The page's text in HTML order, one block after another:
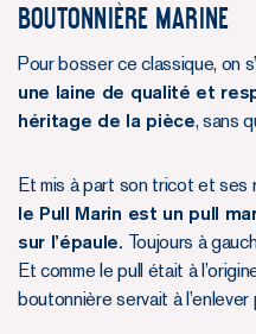
Boutonnière marine
Pour bosser ce classique, on
une laine de qualité et
héritage de la pièce, sans
Et mis à part son tricot et ses
le Pull Marin est un pull
sur l’épaule. Toujours à
Et comme le pull était à
boutonnière servait à